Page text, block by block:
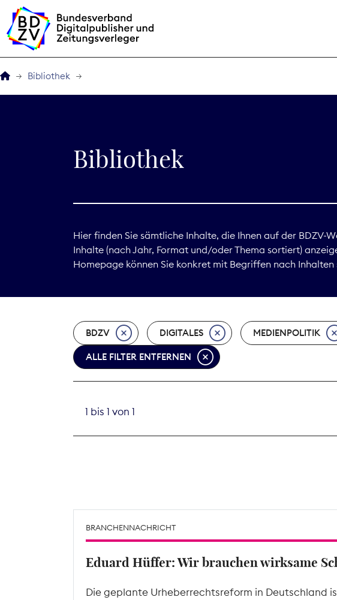
BDZVplus GmbH
Service
Bibliothek
Bibliothek
Hier finden Sie sämtliche Inhalte, die Ihnen auf der BDZV-
Inhalte (nach Jahr, Format und/oder Thema sortiert)
Homepage können Sie konkret mit Begriffen nach Inhalten
BDZV DIGITALES MEDIENPOLITIK
ALLE FILTER ENTFERNEN
1 bis 1 von 1
BRANCHENNACHRICHT
Eduard Hüffer: Wir brauchen wirksame
Die geplante Urheberrechtsreform in Deutschland